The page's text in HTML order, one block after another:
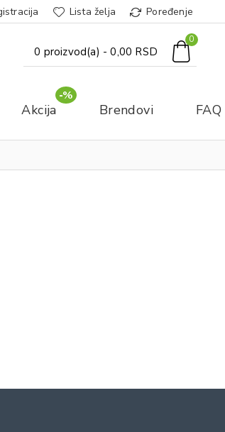
Lista želja Poređenje
0 proizvod(a) - 0,00 RSD
0
Akcija
-%
Brendovi FAQ